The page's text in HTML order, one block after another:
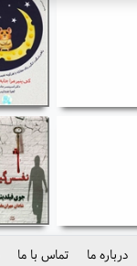
درباره ما تماس با ما